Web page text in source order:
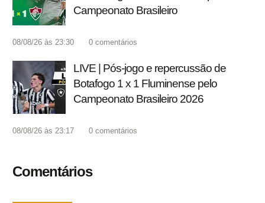
Campeonato Brasileiro
08/08/26 às 23:30 0 comentários
LIVE | Pós-jogo e repercussão de
Botafogo 1 x 1 Fluminense pelo
Campeonato Brasileiro 2026
08/08/26 às 23:17 0 comentários
Comentários